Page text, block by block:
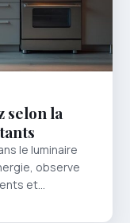
selon la
le luminaire
observe
et…